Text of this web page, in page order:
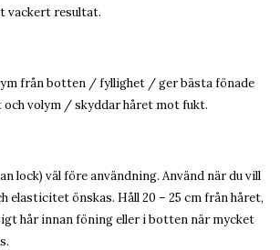
vackert resultat.
från botten / fyllighet / ger bästa fönade
volym / skyddar håret mot fukt.
lock) väl före användning. Använd när du vill
elasticitet önskas. Håll 20 – 25 cm från håret,
hår innan föning eller i botten när mycket